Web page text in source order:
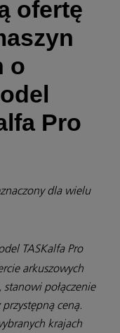
ofertę
o
Pro
dla wielu
TASKalfa Pro
arkuszowych
połączenie
ceną.
krajach